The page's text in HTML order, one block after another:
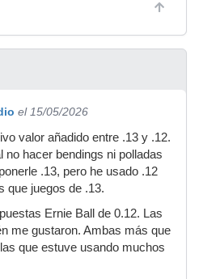
el 15/05/2026
valor añadido entre .13 y .12.
hacer bendings ni polladas
.13, pero he usado .12
que juegos de .13.
Ernie Ball de 0.12. Las
me gustaron. Ambas más que
que estuve usando muchos